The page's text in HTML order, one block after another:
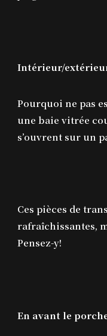
Intérieur/
Pourquoi ne pas
une baie vitrée
s’ouvrent sur un
Ces pièces de
rafraîchissantes,
Pensez-y!
En avant le